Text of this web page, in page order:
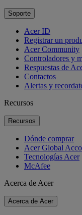
Soporte
Acer ID
Registrar un
Acer Community
Controladores y
Respuestas de
Contactos
Alertas y
Recursos
Recursos
Dónde comprar
Acer Global
Tecnologías Acer
McAfee
Acerca de Acer
Acerca de Acer